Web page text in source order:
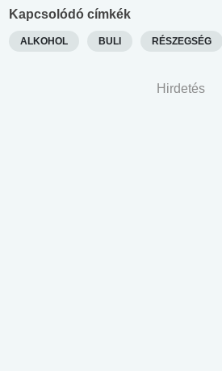
Kapcsolódó címkék
ALKOHOL BULI RÉSZEGSÉG
Hirdetés